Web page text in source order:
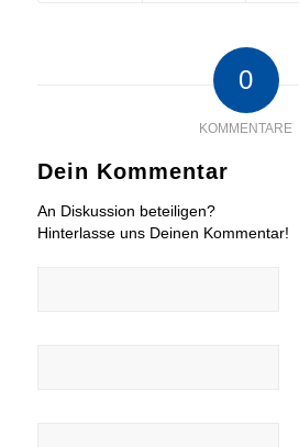
0
KOMMENTARE
Dein Kommentar
An Diskussion beteiligen?
Hinterlasse uns Deinen Kommentar!